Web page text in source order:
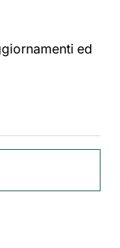
ed